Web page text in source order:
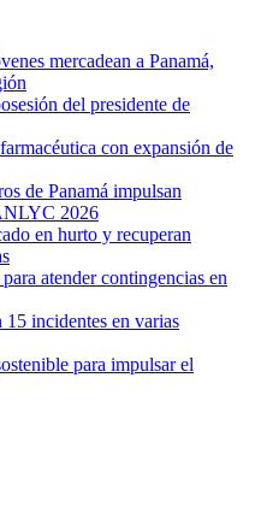
mercadean a Panamá,
del presidente de
con expansión de
de Panamá impulsan
2026
en hurto y recuperan
atender contingencias en
incidentes en varias
para impulsar el